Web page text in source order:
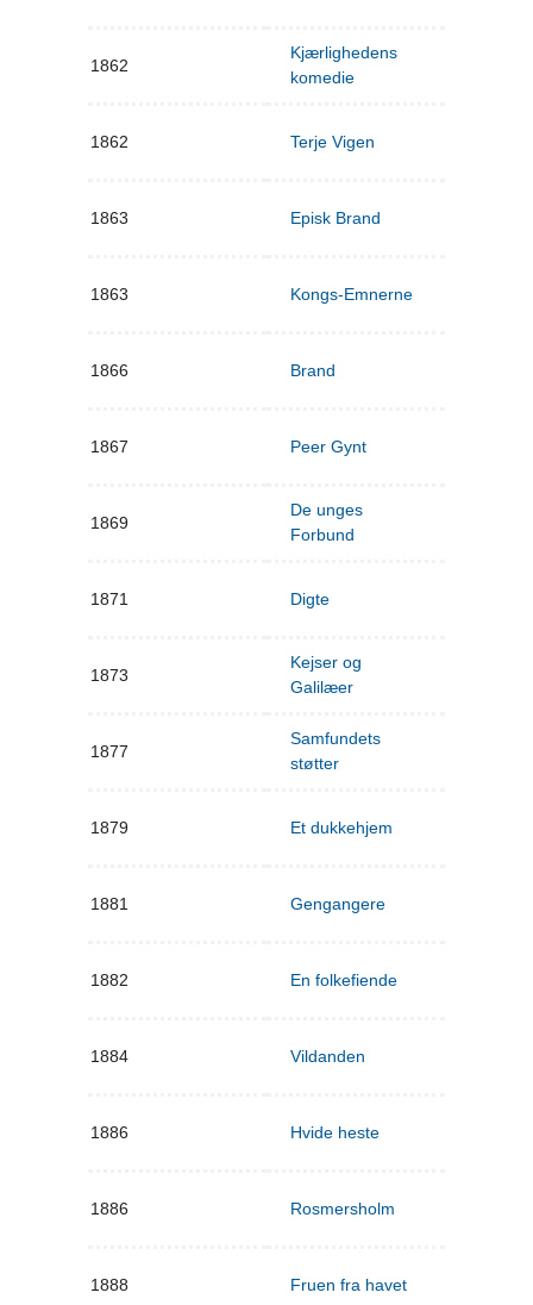
1862
Kjærlighedens
komedie
1862 Terje Vigen
1863 Episk Brand
1863 Kongs-Emnerne
1866 Brand
1867 Peer Gynt
1869
De unges
Forbund
1871 Digte
1873
Kejser og
Galilæer
1877
Samfundets
støtter
1879 Et dukkehjem
1881 Gengangere
1882 En folkefiende
1884 Vildanden
1886 Hvide heste
1886 Rosmersholm
1888 Fruen fra havet